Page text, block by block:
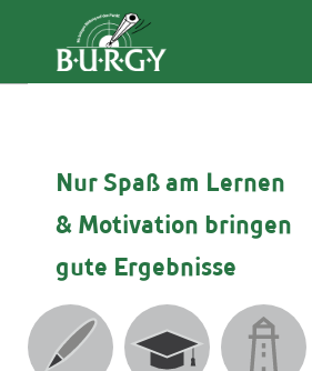
Nur Spaß am Lernen
& Motivation bringen
gute Ergebnisse